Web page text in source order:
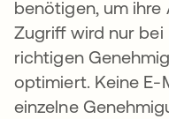
benötigen, um ihre
Zugriff wird nur
richtigen
optimiert. Keine E-
einzelne